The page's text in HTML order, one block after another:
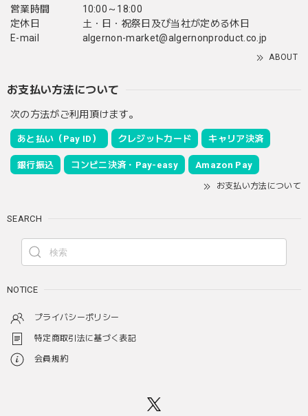
営業時間
10:00～18:00
定休日
土・日・祝祭日及び当社が定める休日
E-mail
algernon-market@algernonproduct.co.jp
ABOUT
お支払い方法について
次の方法がご利用頂けます。
あと払い（Pay ID） クレジットカード キャリア決済
銀行振込 コンビニ決済・Pay-easy Amazon Pay
お支払い方法について
SEARCH
NOTICE
プライバシーポリシー
特定商取引法に基づく表記
会員規約